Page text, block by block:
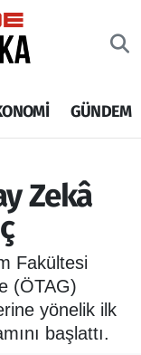
GÜNDEM
Zekâ
Fakültesi
(ÖTAG)
yönelik ilk
başlattı.